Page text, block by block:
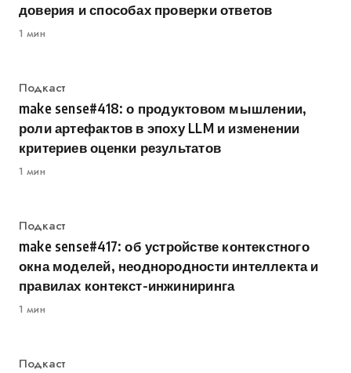
доверия и способах проверки ответов
1 мин
Категория
Подкаст
make sense#418: о продуктовом мышлении,
роли артефактов в эпоху LLM и изменении
критериев оценки результатов
1 мин
Категория
Подкаст
make sense#417: об устройстве контекстного
окна моделей, неоднородности интеллекта и
правилах контекст-инжиниринга
1 мин
Категория
Подкаст